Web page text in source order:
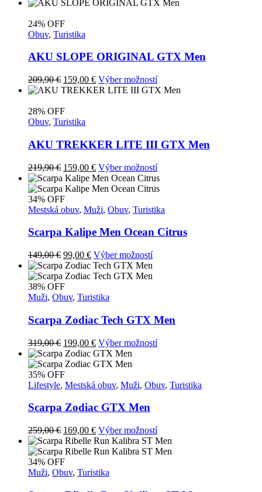
stránke
159,90 €.
si
vybrať
na
24% OFF
Obuv, Turistika
AKU SLOPE ORIGINAL GTX Men
209,90€ Pôvodná
cena
209,90 €.
159,00 €Aktuálna
cena
Výber možnostíTento
produkt
si
môžete
vybrať
na
stránke
produktu.
28% OFF
Obuv, Turistika
AKU TREKKER LITE III GTX Men
219,90€ Pôvodná
cena
bola:
219,90 €.
159,00 €Aktuálna
cena
je:
Výber možnostíTento
produkt
má
variantov.
si
34% OFF
Mestská obuv, Muži, Obuv, Turistika
Scarpa Kalipe Men Ocean Citrus
149,00€ Pôvodná
cena
bola:
149,00 €.
99,00 €Aktuálna
cena
je:
Výber možnostíTento
si
môžete
vybrať
na
38% OFF
Muži, Obuv, Turistika
Scarpa Zodiac Tech GTX Men
319,00€ Pôvodná
cena
bola:
319,00 €.
199,00 €Aktuálna
cena
je:
Výber možnostíTento
variantov.
vybrať
na
stránke
35% OFF
Lifestyle, Mestská obuv, Muži, Obuv, Turistika
Scarpa Zodiac GTX Men
259,00€ Pôvodná
cena
bola:
259,00 €.
169,00 €Aktuálna
cena
je:
Výber možnostíTento
produkt
má
34% OFF
Muži, Obuv, Turistika